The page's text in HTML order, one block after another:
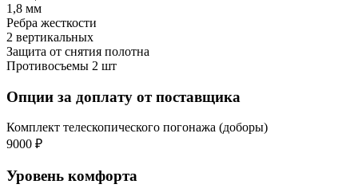
1,8 мм
Ребра жесткости
2 вертикальных
Защита от снятия полотна
Противосъемы 2 шт
Опции за доплату от поставщика
Комплект телескопического погонажа (доборы)
9000 ₽
Уровень комфорта